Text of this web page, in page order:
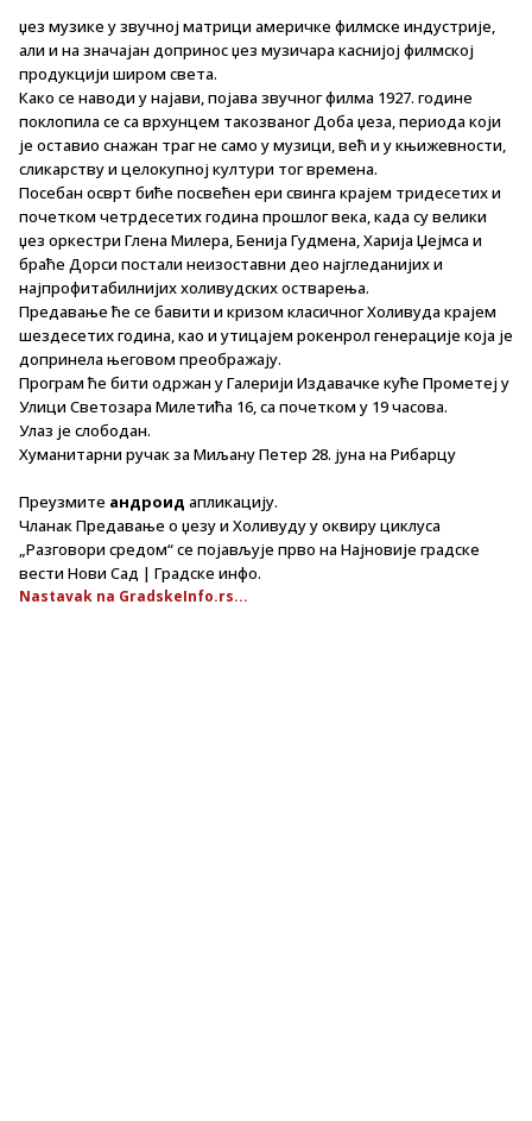
џез музике у звучној матрици америчке филмске индустрије,
али и на значајан допринос џез музичара каснијој филмској
продукцији широм света.
Како се наводи у најави, појава звучног филма 1927. године
поклопила се са врхунцем такозваног Доба џеза, периода који
је оставио снажан траг не само у музици, већ и у књижевности,
сликарству и целокупној култури тог времена.
Посебан осврт биће посвећен ери свинга крајем тридесетих и
почетком четрдесетих година прошлог века, када су велики
џез оркестри Глена Милера, Бенија Гудмена, Харија Џејмса и
браће Дорси постали неизоставни део најгледанијих и
најпрофитабилнијих холивудских остварења.
Предавање ће се бавити и кризом класичног Холивуда крајем
шездесетих година, као и утицајем рокенрол генерације која је
допринела његовом преображају.
Програм ће бити одржан у Галерији Издавачке куће Прометеј у
Улици Светозара Милетића 16, са почетком у 19 часова.
Улаз је слободан.
Хуманитарни ручак за Миљану Петер 28. јуна на Рибарцу
Преузмите андроид апликацију.
Чланак Предавање о џезу и Холивуду у оквиру циклуса
„Разговори средом“ се појављује прво на Најновије градске
вести Нови Сад | Градске инфо.
Nastavak na GradskeInfo.rs...